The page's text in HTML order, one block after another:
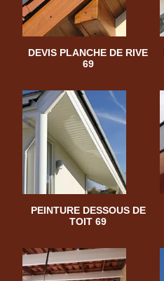
DEVIS PLANCHE DE RIVE
69
PEINTURE DESSOUS DE
TOIT 69